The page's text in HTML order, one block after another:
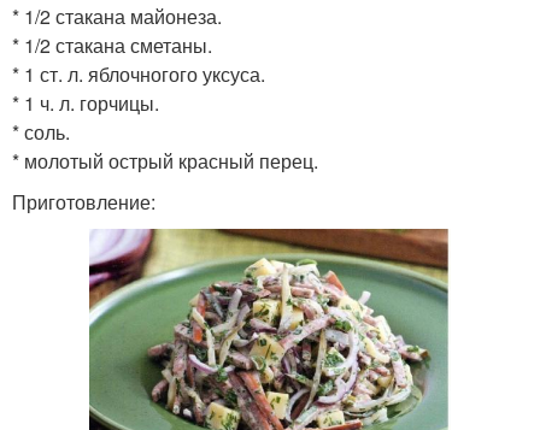
* 1/2 стакана майонеза.
* 1/2 стакана сметаны.
* 1 ст. л. яблочногого уксуса.
* 1 ч. л. горчицы.
* соль.
* молотый острый красный перец.
Приготовление: